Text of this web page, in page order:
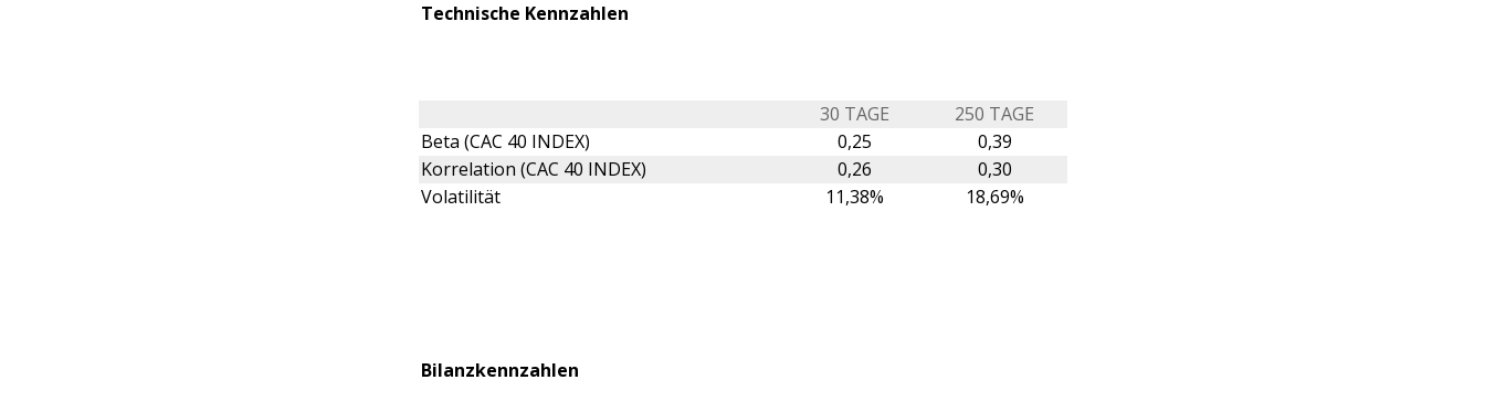
Technische Kennzahlen
30 TAGE
250 TAGE
Beta (CAC 40 INDEX)
0,25
0,39
Korrelation (CAC 40 INDEX)
0,26
0,30
Volatilität
11,38% 18,69%
Bilanzkennzahlen